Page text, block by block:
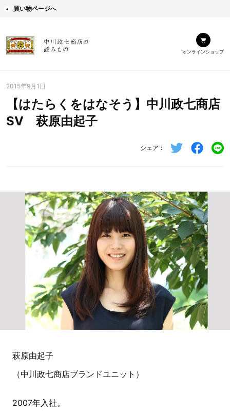
買い物ページへ
オンラインショップ
2015年9月1日
【はたらくをはなそう】中川政七商店
SV 萩原由起子
シェア
萩原由起子
（中川政七商店ブランドユニット）
2007年入社。